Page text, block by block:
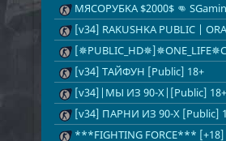
MЯCOPУБKA $2000$ 👊
[v34] RAKUSHKA PUBLIC |
[v34] ТАЙФУН [Public] 18+
[v34]|МЫ ИЗ 90-Х|[Public] 18+
[v34] ПАРНИ ИЗ 90-Х [Public]
***FIGHTING FORCE*** [+18]